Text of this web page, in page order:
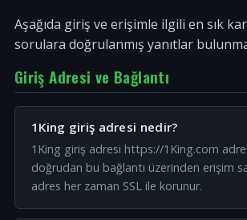
Aşağıda giriş ve erişimle ilgili en sık
sorulara doğrulanmış yanıtlar
Giriş Adresi ve Bağlantı
1King giriş adresi nedir?
1King giriş adresi https://1King.com
doğrudan bu bağlantı üzerinden erişim
adres her zaman SSL ile korunur.